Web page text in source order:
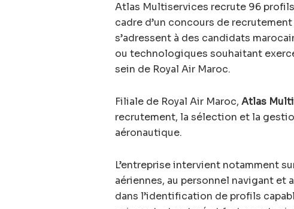
Atlas Multiservices recrute 96
cadre d’un concours de
s’adressent à des candidats
ou technologiques souhaitant
sein de Royal Air Maroc.
Filiale de Royal Air Maroc, Atlas
recrutement, la sélection et la
aéronautique.
L’entreprise intervient notamment
aériennes, au personnel navigant et
dans l’identification de profils